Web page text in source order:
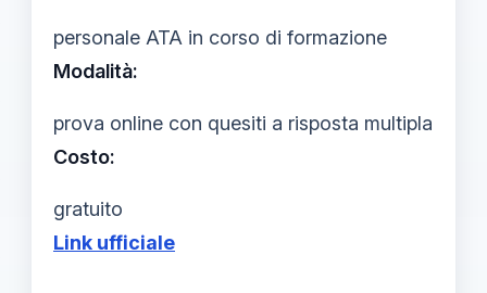
personale ATA in corso di formazione
Modalità:
prova online con quesiti a risposta multipla
Costo:
gratuito
Link ufficiale